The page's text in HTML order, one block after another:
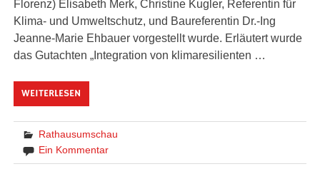
Florenz) Elisabeth Merk, Christine Kugler, Referentin für
Klima- und Umweltschutz, und Baureferentin Dr.-Ing
Jeanne-Marie Ehbauer vorgestellt wurde. Erläutert wurde
das Gutachten „Integration von klimaresilienten …
WEITERLESEN
Rathausumschau
Ein Kommentar